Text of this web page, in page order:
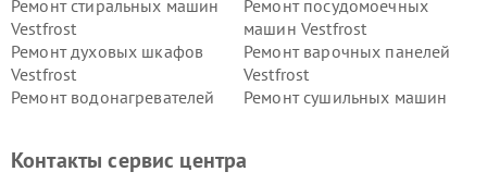
Ремонт стиральных машин
Vestfrost
Ремонт посудомоечных
машин Vestfrost
Ремонт духовых шкафов
Vestfrost
Ремонт варочных панелей
Vestfrost
Ремонт водонагревателей
Ремонт сушильных машин
Vestfrost
Контакты сервис центра